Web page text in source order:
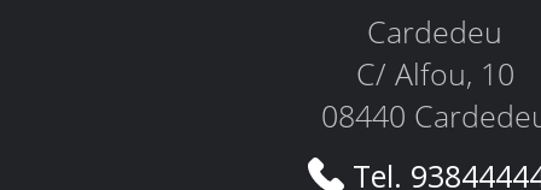
Cardedeu
C/ Alfou, 10
08440
Tel.